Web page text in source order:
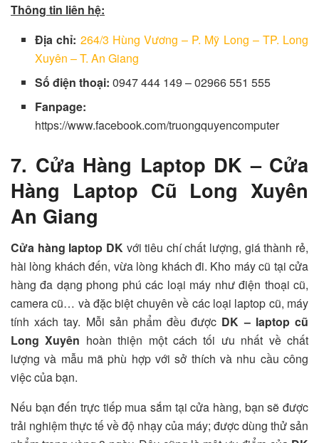
Thông tin liên hệ:
Địa chỉ: 264/3 Hùng Vương – P. Mỹ Long – TP. Long
Xuyên – T. An Giang
Số điện thoại:0947 444 149 – 02966 551 555
Fanpage:
https://www.facebook.com/truongquyencomputer
7. Cửa Hàng Laptop DK – Cửa
Hàng Laptop Cũ Long Xuyên
An Giang
Cửa hàng laptop DK với tiêu chí chất lượng, giá thành rẻ,
hài lòng khách đến, vừa lòng khách đi. Kho máy cũ tại cửa
hàng đa dạng phong phú các loại máy như điện thoại cũ,
camera cũ… và đặc biệt chuyên về các loại laptop cũ, máy
tính xách tay. Mỗi sản phẩm đều được DK – laptop cũ
Long Xuyên hoàn thiện một cách tối ưu nhất về chất
lượng và mẫu mã phù hợp với sở thích và nhu cầu công
việc của bạn.
Nếu bạn đến trực tiếp mua sắm tại cửa hàng, bạn sẽ được
trải nghiệm thực tế về độ nhạy của máy; được dùng thử sản